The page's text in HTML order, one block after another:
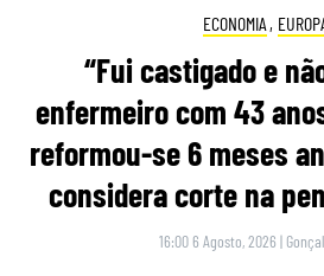
ECONOMIA ,
“Fui castigado e
enfermeiro com 43
reformou-se 6 meses
considera corte na
16:00 6 Agosto, 2026 |